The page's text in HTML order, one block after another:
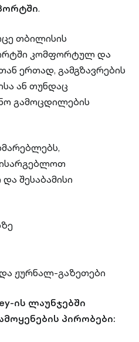
.
თბილისის
კომფორტულ და
ერთად, გამგზავრების
ან თუნდაც
გამოცდილების
შესაბამისი
ჟურნალ-გაზეთები
ის ლაუნჯებში
პირობები: